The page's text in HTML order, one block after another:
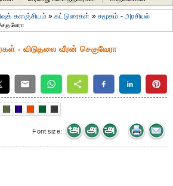
களஞ்சியம் »கட்டுரைகள் » சமூகம் - அரசியல்
- விடுதலை வீரன் செகுவேரா
Font size: